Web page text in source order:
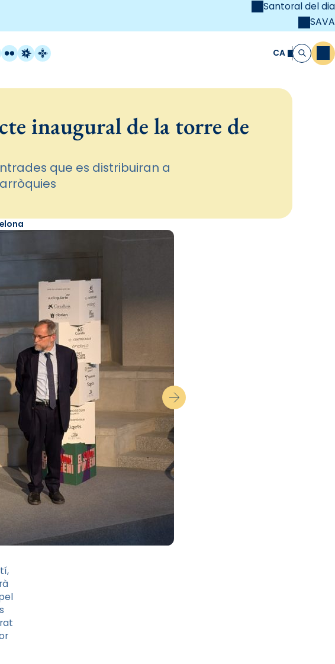
Santoral del dia
SAVA
FlickrRadio Estel
Catalunya Cristiana CA Cerca
inaugural de la torre de
que es distribuiran a